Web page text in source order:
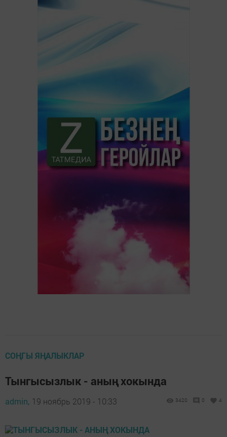
СОҢГЫ ЯҢАЛЫКЛАР
Тынгысызлык - аның хокында
admin, 19 ноябрь 2019 - 10:33 3420 0 4